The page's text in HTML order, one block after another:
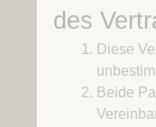
des
Diese
Beide